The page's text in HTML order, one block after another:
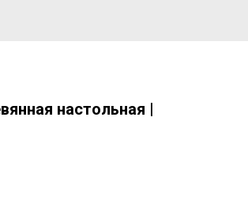
настольная |